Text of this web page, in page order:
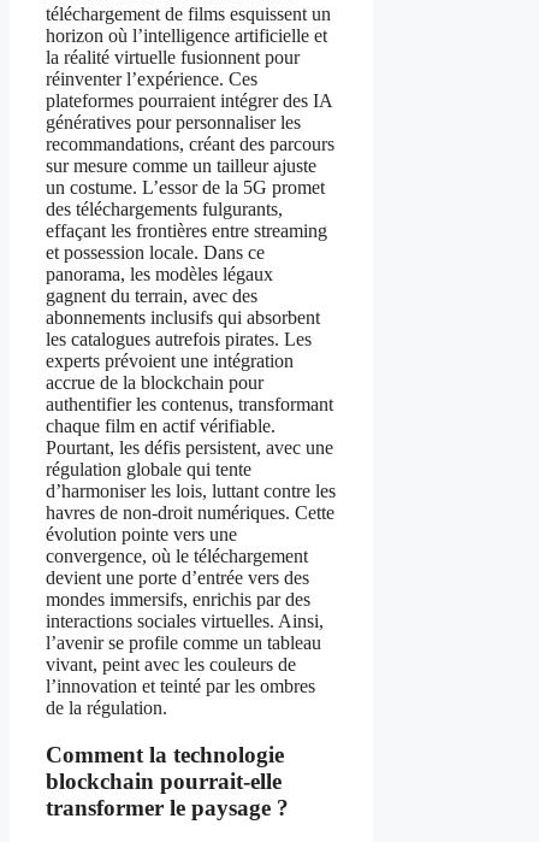
téléchargement de films esquissent un
horizon où l’intelligence artificielle et
la réalité virtuelle fusionnent pour
réinventer l’expérience. Ces
plateformes pourraient intégrer des IA
génératives pour personnaliser les
recommandations, créant des parcours
sur mesure comme un tailleur ajuste
un costume. L’essor de la 5G promet
des téléchargements fulgurants,
effaçant les frontières entre streaming
et possession locale. Dans ce
panorama, les modèles légaux
gagnent du terrain, avec des
abonnements inclusifs qui absorbent
les catalogues autrefois pirates. Les
experts prévoient une intégration
accrue de la blockchain pour
authentifier les contenus, transformant
chaque film en actif vérifiable.
Pourtant, les défis persistent, avec une
régulation globale qui tente
d’harmoniser les lois, luttant contre les
havres de non-droit numériques. Cette
évolution pointe vers une
convergence, où le téléchargement
devient une porte d’entrée vers des
mondes immersifs, enrichis par des
interactions sociales virtuelles. Ainsi,
l’avenir se profile comme un tableau
vivant, peint avec les couleurs de
l’innovation et teinté par les ombres
de la régulation.
Comment la technologie
blockchain pourrait-elle
transformer le paysage ?